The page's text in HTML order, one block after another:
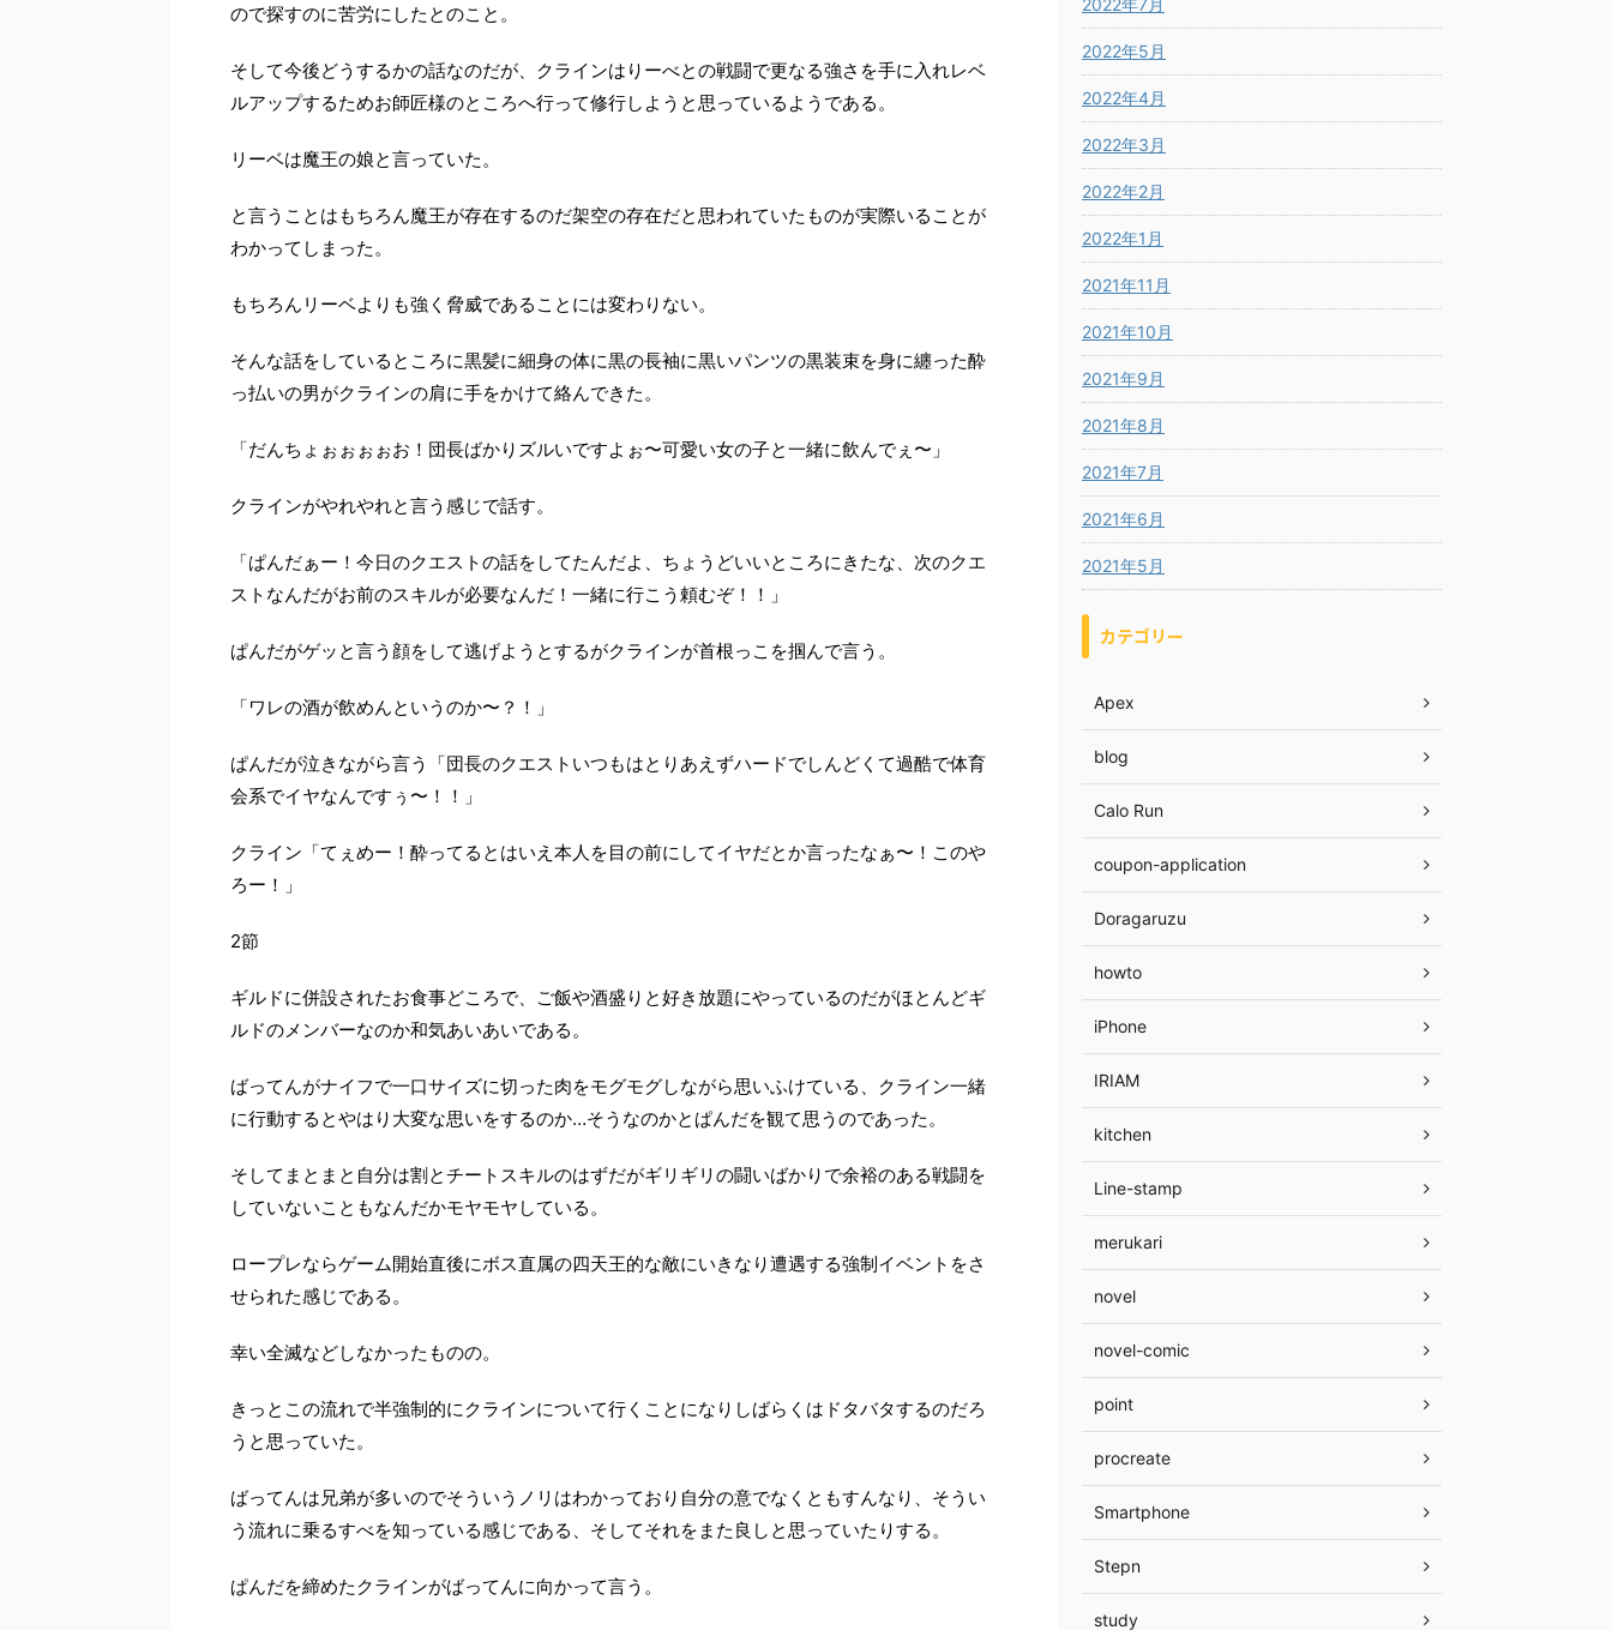
ので探すのに苦労にしたとのこと。
そして今後どうするかの話なのだが、クラインはりーべとの戦闘で更なる強さを手に入れレベ
ルアップするためお師匠様のところへ行って修行しようと思っているようである。
リーベは魔王の娘と言っていた。
と言うことはもちろん魔王が存在するのだ架空の存在だと思われていたものが実際いることが
わかってしまった。
もちろんリーベよりも強く脅威であることには変わりない。
そんな話をしているところに黒髪に細身の体に黒の長袖に黒いパンツの黒装束を身に纏った酔
っ払いの男がクラインの肩に手をかけて絡んできた。
「だんちょぉぉぉぉお！団長ばかりズルいですよぉ〜可愛い女の子と一緒に飲んでぇ〜」
クラインがやれやれと言う感じで話す。
「ぱんだぁー！今日のクエストの話をしてたんだよ、ちょうどいいところにきたな、次のクエ
ストなんだがお前のスキルが必要なんだ！一緒に行こう頼むぞ！！」
ぱんだがゲッと言う顔をして逃げようとするがクラインが首根っこを掴んで言う。
「ワレの酒が飲めんというのか〜？！」
ぱんだが泣きながら言う「団長のクエストいつもはとりあえずハードでしんどくて過酷で体育
会系でイヤなんですぅ〜！！」
クライン「てぇめー！酔ってるとはいえ本人を目の前にしてイヤだとか言ったなぁ〜！このや
ろー！」
2節
ギルドに併設されたお食事どころで、ご飯や酒盛りと好き放題にやっているのだがほとんどギ
ルドのメンバーなのか和気あいあいである。
ばってんがナイフで一口サイズに切った肉をモグモグしながら思いふけている、クライン一緒
に行動するとやはり大変な思いをするのか…そうなのかとぱんだを観て思うのであった。
そしてまとまと自分は割とチートスキルのはずだがギリギリの闘いばかりで余裕のある戦闘を
していないこともなんだかモヤモヤしている。
ロープレならゲーム開始直後にボス直属の四天王的な敵にいきなり遭遇する強制イベントをさ
せられた感じである。
幸い全滅などしなかったものの。
きっとこの流れで半強制的にクラインについて行くことになりしばらくはドタバタするのだろ
うと思っていた。
ばってんは兄弟が多いのでそういうノリはわかっており自分の意でなくともすんなり、そうい
う流れに乗るすべを知っている感じである、そしてそれをまた良しと思っていたりする。
ぱんだを締めたクラインがばってんに向かって言う。
2022年7月
2022年5月
2022年4月
2022年3月
2022年2月
2022年1月
2021年11月
2021年10月
2021年9月
2021年8月
2021年7月
2021年6月
2021年5月
カテゴリー
Apex
blog
Calo Run
coupon-application
Doragaruzu
howto
iPhone
IRIAM
kitchen
Line-stamp
merukari
novel
novel-comic
point
procreate
Smartphone
Stepn
study